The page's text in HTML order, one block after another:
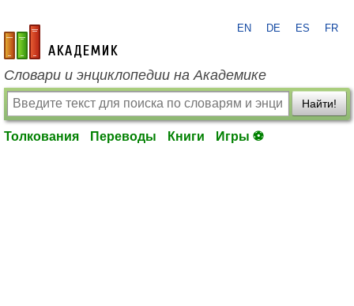
academic.ru
EN DE ES FR
Словари и энциклопедии на Академике
Найти!
Толкования Переводы Книги Игры ⚽